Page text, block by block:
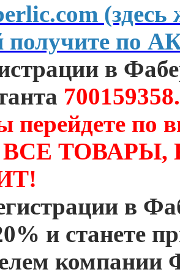
получите по
в
700159358.
перейдете по
ВСЕ
в
и станете
компании